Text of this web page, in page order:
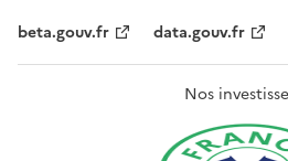
beta.gouv.fr
data.gouv.fr
Nos